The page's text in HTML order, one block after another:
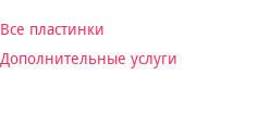
Все пластинки
Дополнительные услуги